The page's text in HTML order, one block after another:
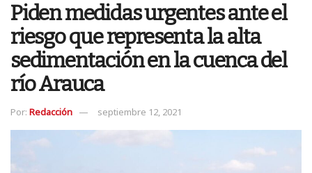
Piden medidas urgentes ante el
riesgo que representa la alta
sedimentación en la cuenca del
río Arauca
Por: Redacción septiembre 12, 2021